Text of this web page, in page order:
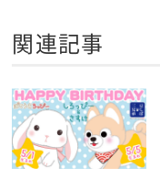
関連記事